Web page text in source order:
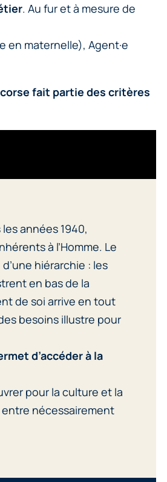
. Au fur et à mesure de
en maternelle), Agent·e
fait partie des critères
années 1940,
à l’Homme. Le
hiérarchie : les
en bas de la
de soi arrive en tout
besoins illustre pour
d’accéder à la
pour la culture et la
nécessairement